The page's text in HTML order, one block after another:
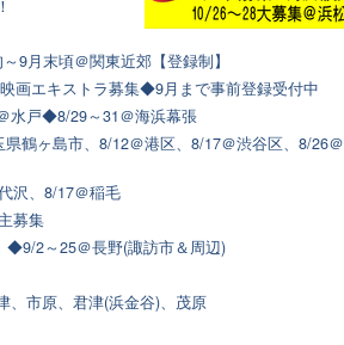
9月末頃＠関東近郊【登録制】
画エキストラ募集◆9月まで事前登録受付中
水戸◆8/29～31＠海浜幕張
鶴ヶ島市、8/12＠港区、8/17＠渋谷区、8/26＠
沢、8/17＠稲毛
募集
◆9/2～25＠長野(諏訪市＆周辺)
、市原、君津(浜金谷)、茂原